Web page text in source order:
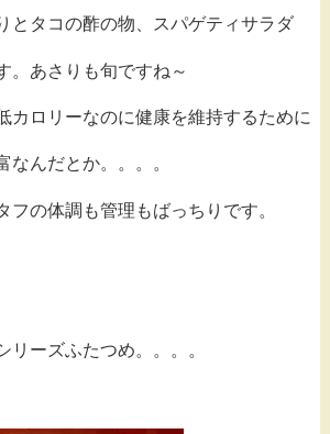
とタコの酢の物、スパゲティサラダ
。あさりも旬ですね～
カロリーなのに健康を維持するために
なんだとか。。。。
フの体調も管理もばっちりです。
リーズふたつめ。。。。